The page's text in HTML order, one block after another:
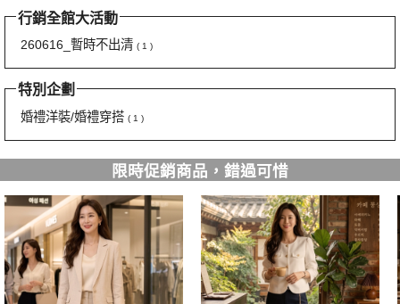
行銷全館大活動
260616_暫時不出清 ( 1 )
特別企劃
婚禮洋裝/婚禮穿搭 ( 1 )
限時促銷商品，錯過可惜